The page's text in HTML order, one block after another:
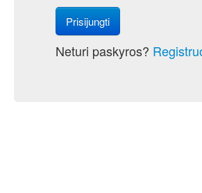
Prisijungti
Neturi paskyros?